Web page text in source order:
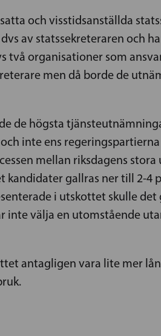
och visstidsanställda
av statssekreteraren och
organisationer som
men då borde de
de högsta
inte ens
mellan riksdagens
gallras ner till 2-4
i utskottet skulle
inte välja en utomstående
antagligen vara lite mer